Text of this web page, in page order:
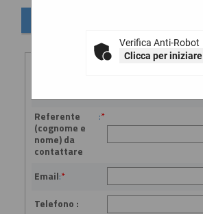
Verifica Anti-Robot
Clicca per iniziare
Inserimento richiesta
denominazione
Referente
(cognome e
nome) da
contattare
:*
Email:*
Telefono :